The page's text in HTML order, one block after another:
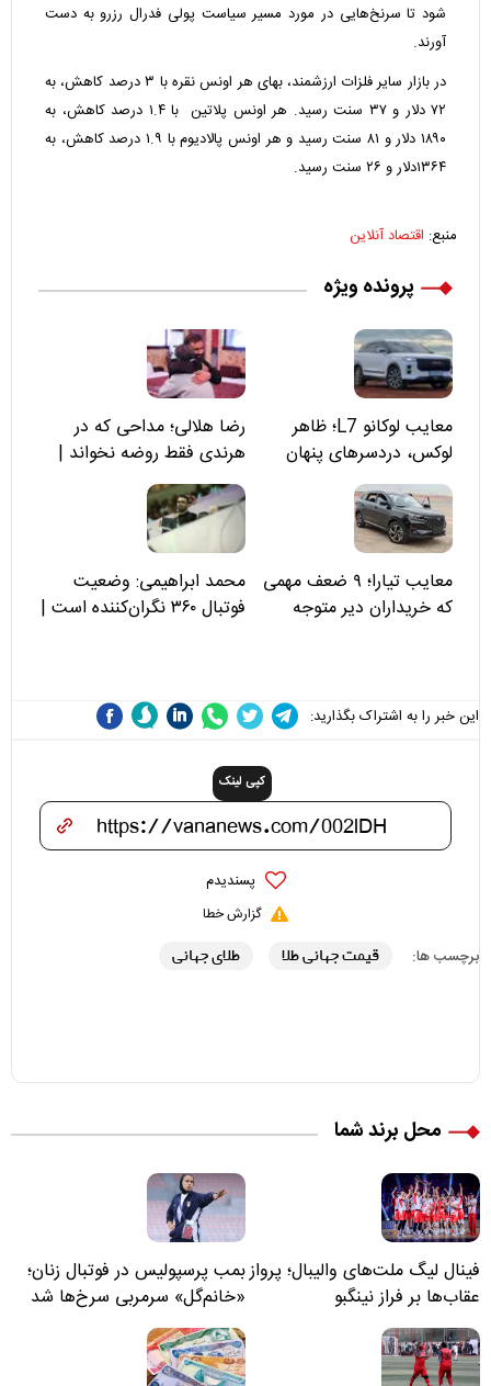
شود تا سرنخ‌هایی در مورد مسیر سیاست پولی فدرال رزرو به دست
آورند.
در بازار سایر فلزات ارزشمند، بهای هر اونس نقره با ۳ درصد کاهش، به
۷۲ دلار و ۳۷ سنت رسید. هر اونس پلاتین با ۱.۴ درصد کاهش، به
۱۸۹۰ دلار و ۸۱ سنت رسید و هر اونس پالادیوم با ۱.۹ درصد کاهش، به
۱۳۶۴دلار و ۲۶ سنت رسید.
منبع: اقتصاد آنلاین
پرونده ویژه
معایب لوکانو L7؛ ظاهر
لوکس، دردسرهای پنهان
رضا هلالی؛ مداحی که در
هرندی فقط روضه نخواند |
مسئولان «تکیه‌گاه آقا مرتضی
علی(ع)» را جدی‌تر ببینند
معایب تیارا؛ ۹ ضعف مهمی
که خریداران دیر متوجه
محمد ابراهیمی: وضعیت
فوتبال ۳۶۰ نگران‌کننده است |
این خبر را به اشتراک بگذارید:
کپی لینک
پسندیدم
گزارش خطا
برچسب ها: قیمت جهانی طلا طلای جهانی
محل برند شما
فینال لیگ ملت‌های والیبال؛ پرواز
عقاب‌ها بر فراز نینگبو
بمب پرسپولیس در فوتبال زنان؛
«خانم‌گل» سرمربی سرخ‌ها شد